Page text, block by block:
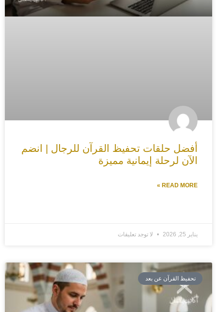
أفضل حلقات تحفيظ القرآن للرجال | انضم
الآن لرحلة إيمانية مميزة
READ MORE »
يناير 25, 2026 لا توجد تعليقات
تحفيظ القرآن عن بعد